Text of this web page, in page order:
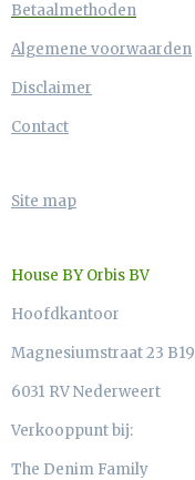
Betaalmethoden
Algemene voorwaarden
Disclaimer
Contact
Site map
House BY Orbis BV
Hoofdkantoor
Magnesiumstraat 23 B19
6031 RV Nederweert
Verkooppunt bij:
The Denim Family